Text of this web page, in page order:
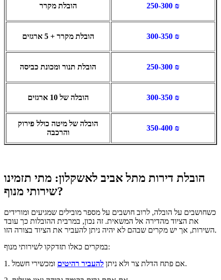
הובלת מקרר 250-300 ₪
הובלת מקרר + 5 ארגזים 300-350 ₪
הובלת תנור ומכונת כביסה 250-300 ₪
הובלה של 10 ארגזים 300-350 ₪
הובלה של מיטה כולל פירוק
והרכבה
350-400 ₪
הובלת דירות מתל אביב לאשקלון: מתי תזמינו
שירותי מנוף?
כשחושבים על הובלה, לרוב חושבים על מספר מובילים שמגיעים ומורידים
את הציוד מהדירה אל המשאית. זה נכון, במרבית ההובלות כך עובד
השירות, אך יש מקרים שבהם לא יהיה ניתן להעביר את הציוד בצורה הזו.
במקרים כאלו תזדקקו לשירותי מנוף:
1. אם פתח הדלת צר ולא ניתן להעביר רהיטים
ומכשירי חשמל.